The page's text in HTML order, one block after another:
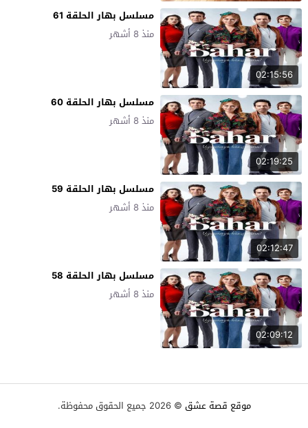
02:15:56
مسلسل بهار الحلقة 61
منذ 8 أشهر
02:19:25
مسلسل بهار الحلقة 60
منذ 8 أشهر
02:12:47
مسلسل بهار الحلقة 59
منذ 8 أشهر
02:09:12
مسلسل بهار الحلقة 58
منذ 8 أشهر
موقع قصة عشق © 2026 جميع الحقوق محفوظة.